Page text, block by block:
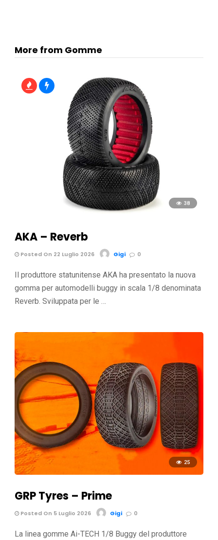
More from Gomme
38
AKA – Reverb
Posted On 22 Luglio 2026 Gigi 0
Il produttore statunitense AKA ha presentato la nuova
gomma per automodelli buggy in scala 1/8 denominata
Reverb. Sviluppata per le …
25
GRP Tyres – Prime
Posted On 5 Luglio 2026 Gigi 0
La linea gomme Ai-TECH 1/8 Buggy del produttore